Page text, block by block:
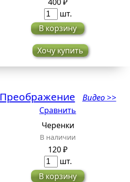
шт.
В корзину
Хочу купить
Преображение Видео >>
Сравнить
Черенки
В наличии
120 ₽
шт.
В корзину